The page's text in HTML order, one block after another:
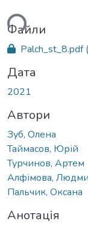
Файли
Palch_st_8.pdf
Дата
2021
Автори
Зуб, Олена
Таймасов, Юрій
Турчинов, Артем
Алфімова,
Пальчик, Оксана
Анотація